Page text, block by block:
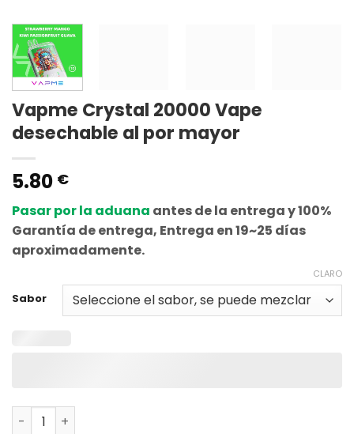
Vapme Crystal 20000 Vape
desechable al por mayor
5.80 €
Pasar por la aduana antes de la entrega y 100%
Garantía de entrega, Entrega en 19~25 días
aproximadamente.
Sabor
CLARO
Cantidad Vapme Crystal 20000 Disposable Vape